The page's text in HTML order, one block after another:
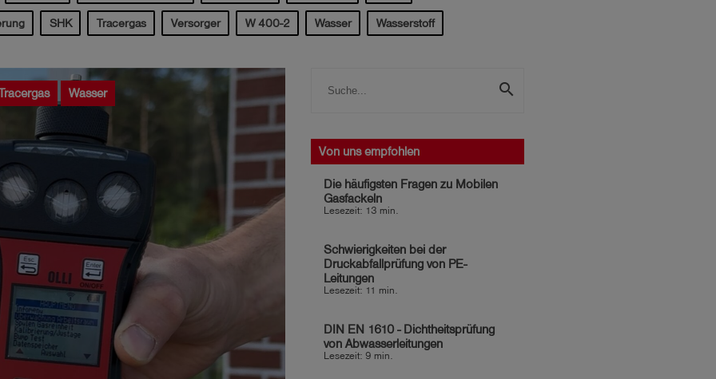
SHK Tracergas Versorger W 400-2 Wasser Wasserstoff
Wasser search
Von uns empfohlen
Die häufigsten Fragen zu Mobilen
Gasfackeln
Lesezeit: 13 min.
Schwierigkeiten bei der
Druckabfallprüfung von PE-
Leitungen
Lesezeit: 11 min.
DIN EN 1610 - Dichtheitsprüfung
von Abwasserleitungen
Lesezeit: 9 min.